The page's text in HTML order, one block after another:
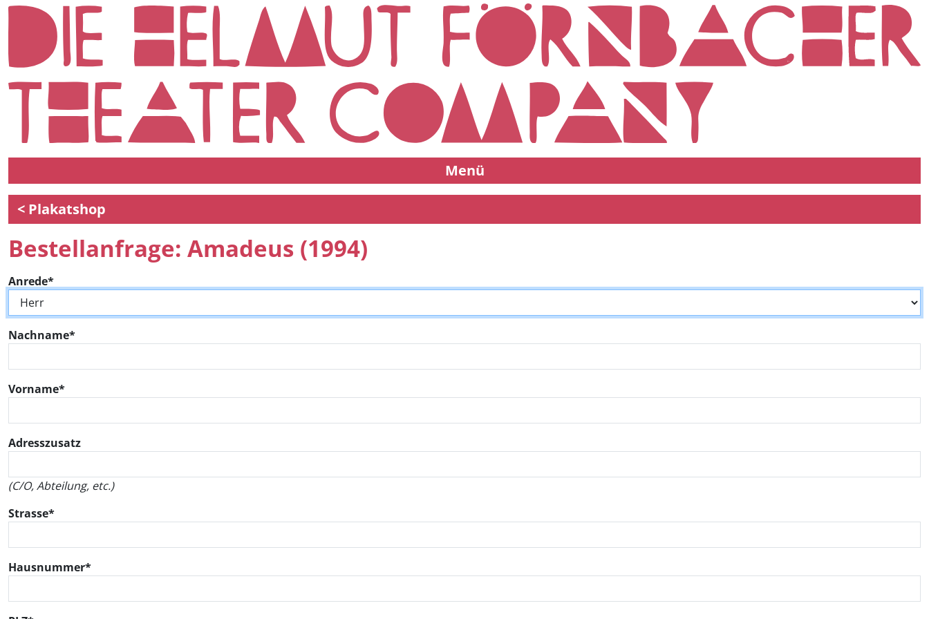
Menü
< Plakatshop
Bestellanfrage: Amadeus (1994)
Anrede*
Nachname*
Vorname*
Adresszusatz
(C/O, Abteilung, etc.)
Strasse*
Hausnummer*